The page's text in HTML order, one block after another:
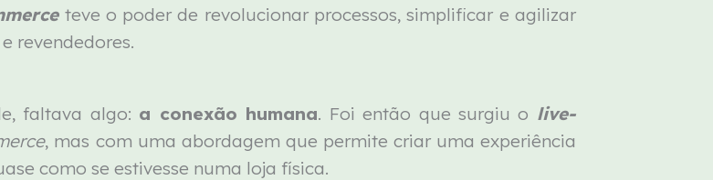
teve o poder de revolucionar processos, simplificar e agilizar
revendedores.
faltava algo: a conexão humana. Foi então que surgiu o live-
, mas com uma abordagem que permite criar uma experiência
como se estivesse numa loja física.